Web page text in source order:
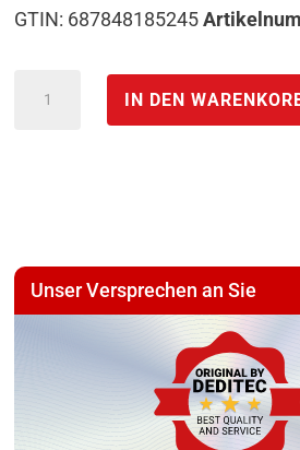
GTIN: 687848185245
den
USB-
IN DEN
Unser Versprechen an Sie